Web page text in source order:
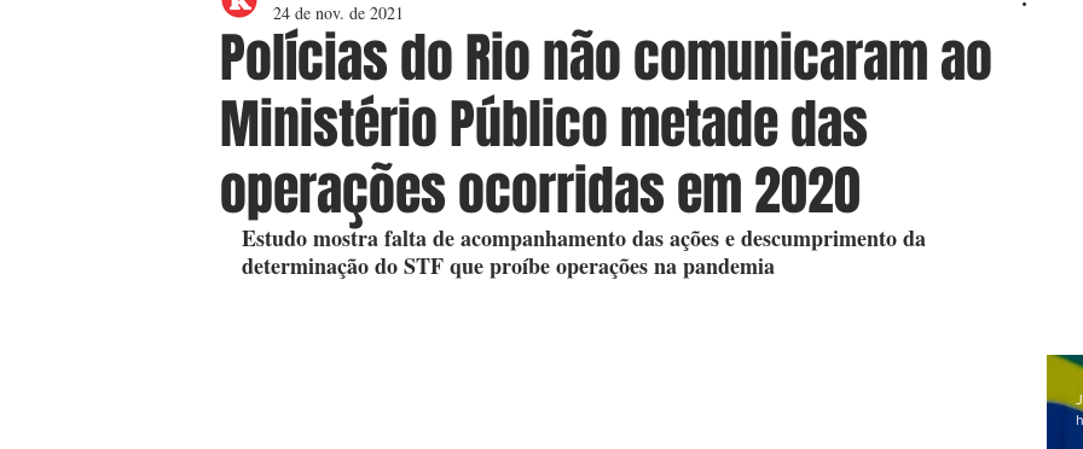
Polícias do Rio não comunicaram ao
Ministério Público metade das
operações ocorridas em 2020
24 de nov. de 2021
Estudo mostra falta de acompanhamento das ações e descumprimento da
determinação do STF que proíbe operações na pandemia